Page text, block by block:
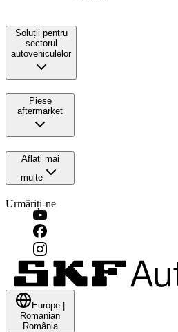
Soluții pentru
sectorul
autovehiculelor
Piese
aftermarket
Aflați mai
multe
Urmăriți-ne
Europe
Romanian
România